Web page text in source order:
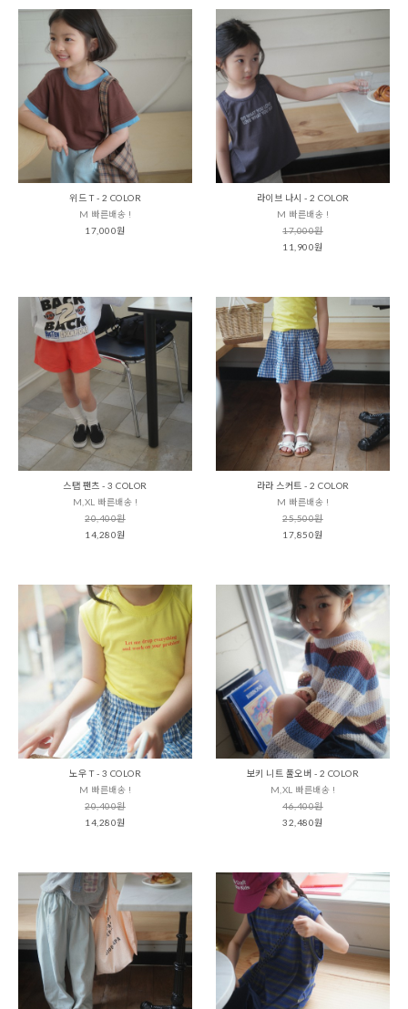
위드 T - 2 COLOR
M 빠른배송 !
17,000원
라이브 나시 - 2 COLOR
M 빠른배송 !
17,000원
11,900원
스탭 팬츠 - 3 COLOR
M,XL 빠른배송 !
20,400원
14,280원
라라 스커트 - 2 COLOR
M 빠른배송 !
25,500원
17,850원
노우 T - 3 COLOR
M 빠른배송 !
20,400원
14,280원
보키 니트 풀오버 - 2 COLOR
M,XL 빠른배송 !
46,400원
32,480원